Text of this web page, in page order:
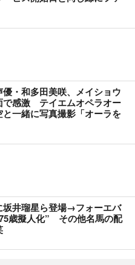
優・和多田美咲、メイショウ
で感激 テイエムオペラオー
一緒に写真撮影「オーラを
坂井瑠星ら登場→フォーエバ
歳擬人化” その他名馬の配